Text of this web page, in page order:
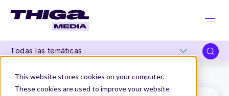
This website stores cookies on your computer.
These cookies are used to improve your website
Todas las temáticas
Thiga Media Glosario de Producto API